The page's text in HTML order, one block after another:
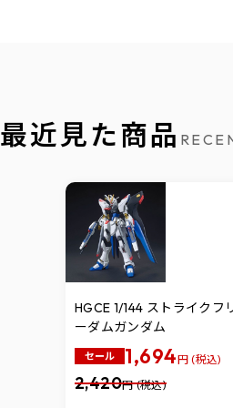
最近見た商品
HGCE 1/144 ストライクフ
ーダムガンダム
セール 1,694円 (税込)
2,420円 (税込)